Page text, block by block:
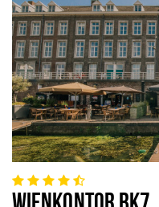
WIENKONTOR BK7